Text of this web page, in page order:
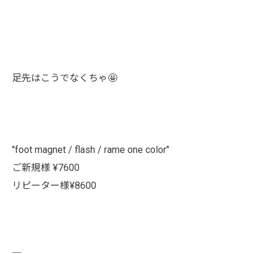
足先はこうでなくちゃ🤩
"foot magnet / flash / rame one color"
ご新規様 ¥7600
リピーター様¥8600